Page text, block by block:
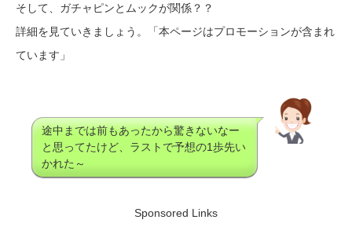
そして、ガチャピンとムックが関係？？
詳細を見ていきましょう。「本ページはプロモーションが含まれ
ています」
途中までは前もあったから驚きないなー
と思ってたけど、ラストで予想の1歩先い
かれた～
Sponsored Links